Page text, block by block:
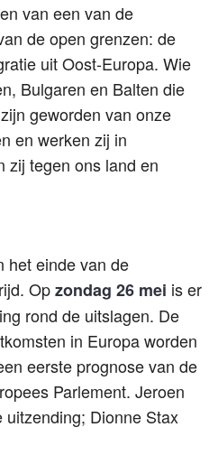
van een van de
de open grenzen: de
uit Oost-Europa. Wie
Bulgaren en Balten die
geworden van onze
en werken zij in
zij tegen ons land en
het einde van de
Opzondag 26 mei is er
rond de uitslagen. De
in Europa worden
eerste prognose van de
Parlement. Jeroen
Dionne Stax